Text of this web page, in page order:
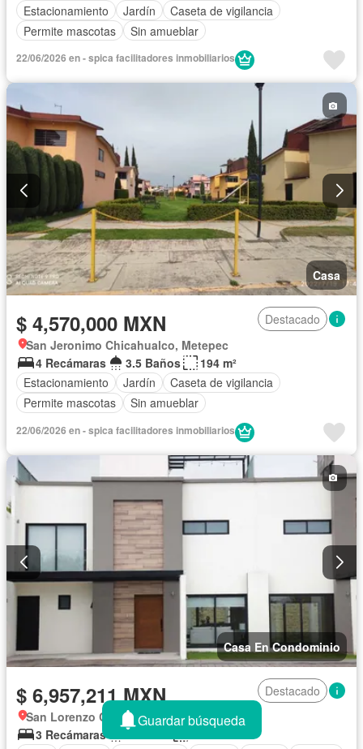
Estacionamiento
Jardín
Caseta de vigilancia
Permite mascotas
Sin amueblar
22/06/2026 en - spica facilitadores inmobiliarios
Casa
$ 4,570,000 MXN
Destacado
San Jeronimo Chicahualco, Metepec
4 Recámaras
3.5 Baños
194 m²
Estacionamiento
Jardín
Caseta de vigilancia
Permite mascotas
Sin amueblar
22/06/2026 en - spica facilitadores inmobiliarios
Casa En Condominio
$ 6,957,211 MXN
Destacado
San Lorenzo Coacalco, Metepec
3 Recámaras
5 Baños
Guardar búsqueda